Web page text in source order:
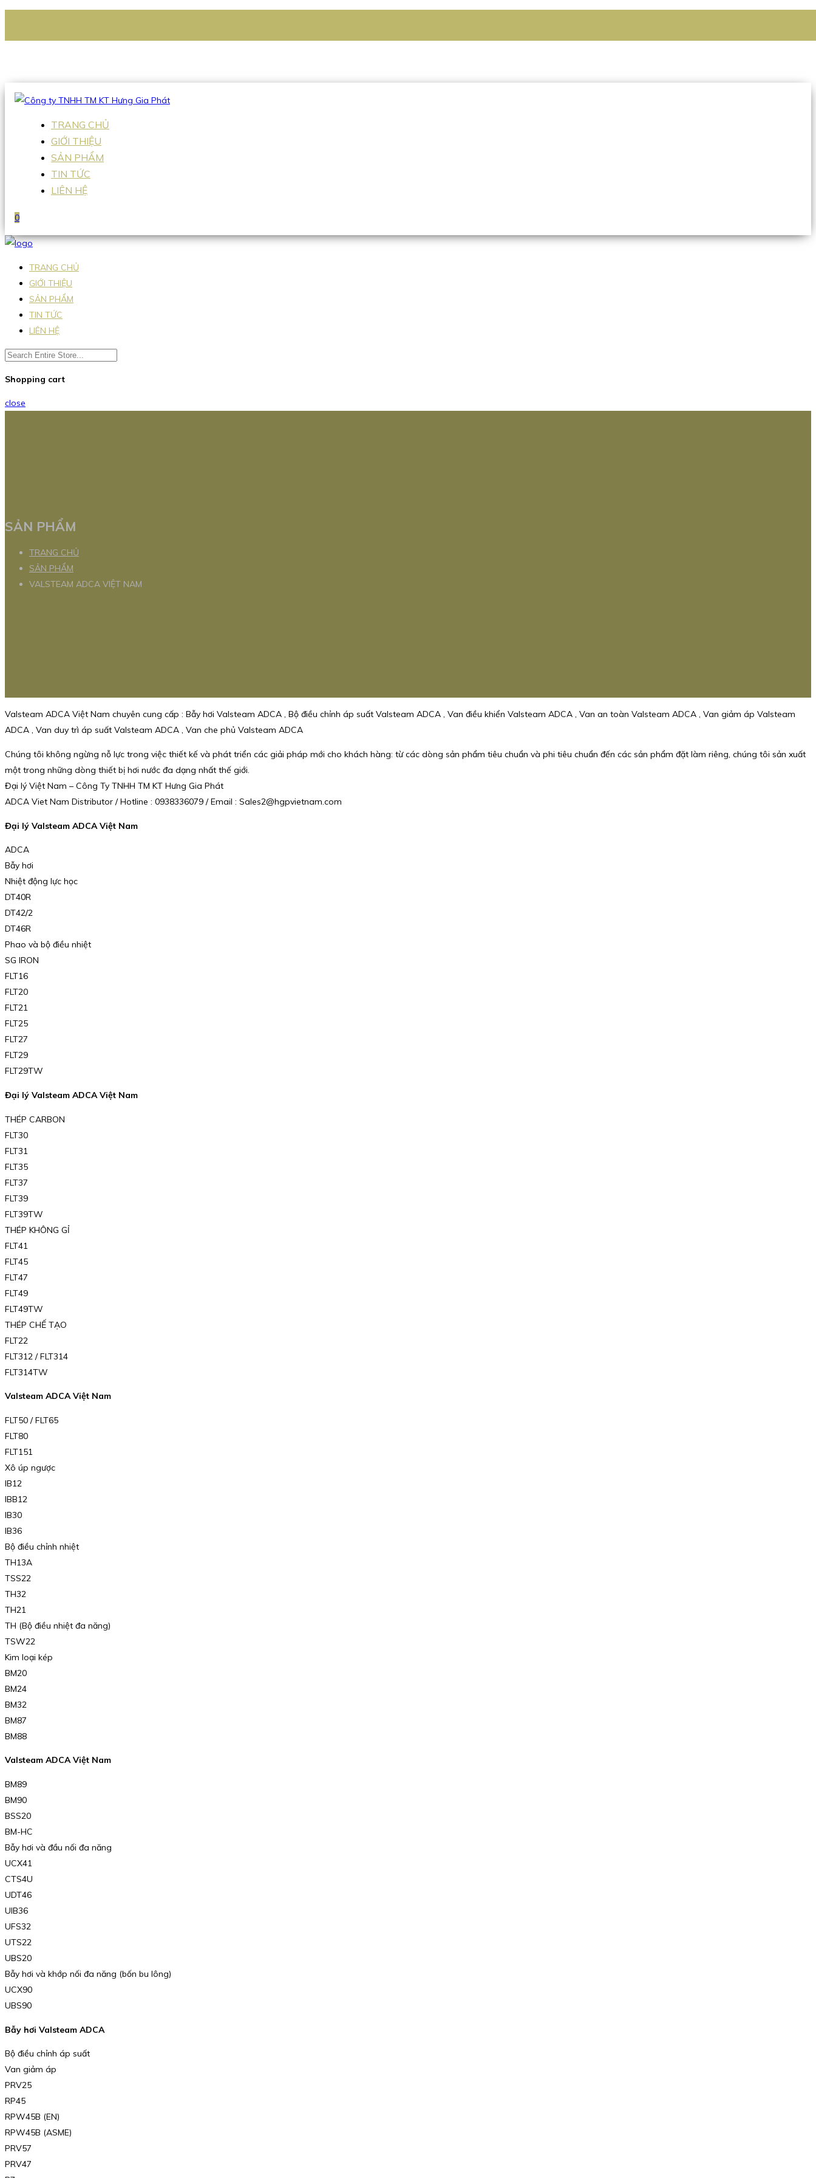
Hotline:0938 336 079
TRANG CHỦ
GIỚI THIỆU
SẢN PHẨM
TIN TỨC
LIÊN HỆ
0
TRANG CHỦ
GIỚI THIỆU
SẢN PHẨM
TIN TỨC
LIÊN HỆ
Shopping cart
close
SẢN PHẨM
TRANG CHỦ
SẢN PHẨM
VALSTEAM ADCA VIỆT NAM
Valsteam ADCA Việt Nam chuyên cung cấp : Bẫy hơi Valsteam ADCA , Bộ điều chỉnh áp suất Valsteam ADCA , Van điều khiển Valsteam ADCA , Van an toàn Valsteam ADCA , Van giảm áp Valsteam
ADCA , Van duy trì áp suất Valsteam ADCA , Van che phủ Valsteam ADCA
Chúng tôi không ngừng nỗ lực trong việc thiết kế và phát triển các giải pháp mới cho khách hàng: từ các dòng sản phẩm tiêu chuẩn và phi tiêu chuẩn đến các sản phẩm đặt làm riêng, chúng tôi sản xuất
một trong những dòng thiết bị hơi nước đa dạng nhất thế giới.
Đại lý Việt Nam – Công Ty TNHH TM KT Hưng Gia Phát
ADCA Viet Nam Distributor / Hotline : 0938336079 / Email : Sales2@hgpvietnam.com
Đại lý Valsteam ADCA Việt Nam
ADCA
Bẫy hơi
Nhiệt động lực học
DT40R
DT42/2
DT46R
Phao và bộ điều nhiệt
SG IRON
FLT16
FLT20
FLT21
FLT25
FLT27
FLT29
FLT29TW
Đại lý Valsteam ADCA Việt Nam
THÉP CARBON
FLT30
FLT31
FLT35
FLT37
FLT39
FLT39TW
THÉP KHÔNG GỈ
FLT41
FLT45
FLT47
FLT49
FLT49TW
THÉP CHẾ TẠO
FLT22
FLT312 / FLT314
FLT314TW
Valsteam ADCA Việt Nam
FLT50 / FLT65
FLT80
FLT151
Xô úp ngược
IB12
IBB12
IB30
IB36
Bộ điều chỉnh nhiệt
TH13A
TSS22
TH32
TH21
TH (Bộ điều nhiệt đa năng)
TSW22
Kim loại kép
BM20
BM24
BM32
BM87
BM88
Valsteam ADCA Việt Nam
BM89
BM90
BSS20
BM-HC
Bẫy hơi và đầu nối đa năng
UCX41
CTS4U
UDT46
UIB36
UFS32
UTS22
UBS20
Bẫy hơi và khớp nối đa năng (bốn bu lông)
UCX90
UBS90
Bẫy hơi Valsteam ADCA
Bộ điều chỉnh áp suất
Van giảm áp
PRV25
RP45
RPW45B (EN)
RPW45B (ASME)
PRV57
PRV47